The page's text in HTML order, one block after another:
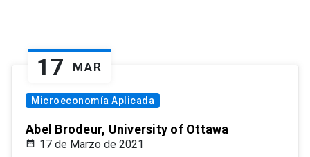
17 MAR
Microeconomía Aplicada
Abel Brodeur, University of Ottawa
17 de Marzo de 2021